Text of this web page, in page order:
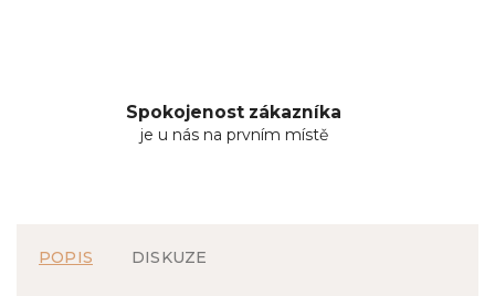
Spokojenost zákazníka
je u nás na prvním místě
POPIS DISKUZE